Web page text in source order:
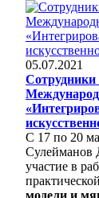
05.07.2021
Сотрудники
С 17 по 20
Сулейманов
участие в
модели и